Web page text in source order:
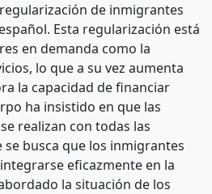
de inmigrantes
Esta regularización está
en demanda como la
lo que a su vez aumenta
la capacidad de financiar
ha insistido en que las
realizan con todas las
se busca que los inmigrantes
eficazmente en la
la situación de los